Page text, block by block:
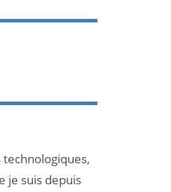
je suis depuis